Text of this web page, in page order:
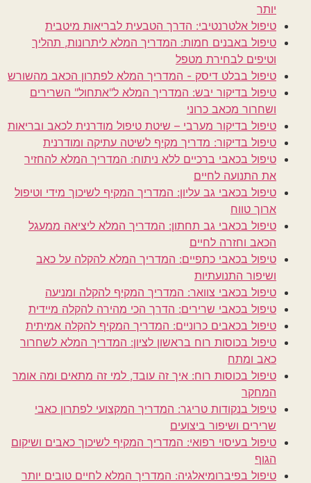
יותר
טיפול אלטרנטיבי: הדרך הטבעית לבריאות מיטבית
טיפול באבנים חמות: המדריך המלא ליתרונות, תהליך
וטיפים לבחירת מטפל
טיפול בבלט דיסק - המדריך המלא לפתרון הכאב מהשורש
טיפול בדיקור יבש: המדריך המלא ל"אתחול" השרירים
ושחרור מכאב כרוני
טיפול בדיקור מערבי – שיטת טיפול מודרנית לכאב ובריאות
טיפול בדיקור: מדריך מקיף לשיטה עתיקה ומודרנית
טיפול בכאבי ברכיים ללא ניתוח: המדריך המלא להחזיר
את התנועה לחיים
טיפול בכאבי גב עליון: המדריך המקיף לשיכוך מידי וטיפול
ארוך טווח
טיפול בכאבי גב תחתון: המדריך המלא ליציאה ממעגל
הכאב וחזרה לחיים
טיפול בכאבי כתפיים: המדריך המלא להקלה על כאב
ושיפור התנועתיות
טיפול בכאבי צוואר: המדריך המקיף להקלה ומניעה
טיפול בכאבי שרירים: הדרך הכי מהירה להקלה מיידית
טיפול בכאבים כרוניים: המדריך המקיף להקלה אמיתית
טיפול בכוסות רוח בראשון לציון: המדריך המלא לשחרור
כאב ומתח
טיפול בכוסות רוח: איך זה עובד, למי זה מתאים ומה אומר
המחקר
טיפול בנקודות טריגר: המדריך המקצועי לפתרון כאבי
שרירים ושיפור ביצועים
טיפול בעיסוי רפואי: המדריך המקיף לשיכוך כאבים ושיקום
הגוף
טיפול בפיברומיאלגיה: המדריך המלא לחיים טובים יותר